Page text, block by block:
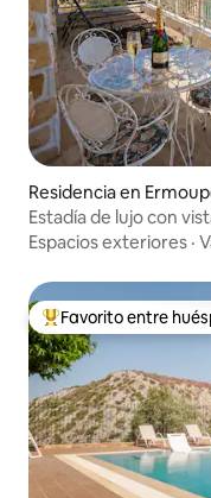
Residencia en
Estadía de lujo con
Espacios exteriores ·
De los mejores en
Favorito entre